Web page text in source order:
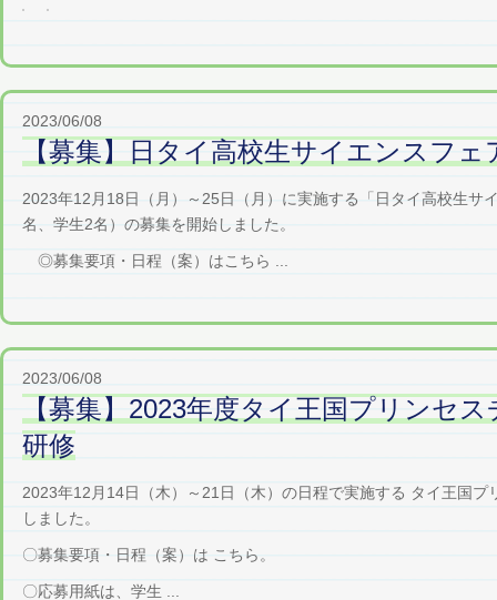
2023/06/08
【募集】日タイ高校生サイエンスフ
2023年12月18日（月）～25日（月）に実施する「日タイ高校生
名、学生2名）の募集を開始しました。
◎募集要項・日程（案）はこちら ...
2023/06/08
【募集】2023年度タイ王国プリンセ
研修
2023年12月14日（木）～21日（木）の日程で実施する タイ王国
しました。
〇募集要項・日程（案）は こちら。
〇応募用紙は、学生 ...